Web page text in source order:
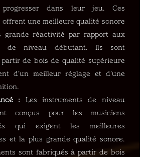
progresser dans leur jeu. Ces
offrent une meilleure qualité sonore
grande réactivité par rapport aux
de niveau débutant. Ils sont
de bois de qualité supérieure
d’un meilleur réglage et d’une
:
Les instruments de niveau
conçus pour les musiciens
qui exigent les meilleures
et la plus grande qualité sonore.
sont fabriqués à partir de bois